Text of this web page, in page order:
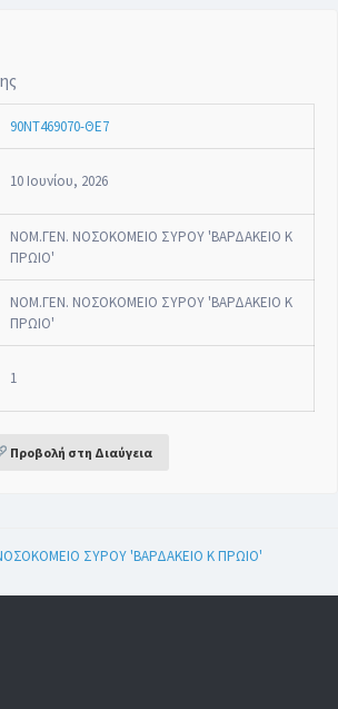
90ΝΤ469070-ΘΕ7
10 Ιουνίου, 2026
ΝΟΜ.ΓΕΝ. ΝΟΣΟΚΟΜΕΙΟ ΣΥΡΟΥ 'ΒΑΡΔΑΚΕΙΟ Κ
ΠΡΩΙΟ'
ΝΟΜ.ΓΕΝ. ΝΟΣΟΚΟΜΕΙΟ ΣΥΡΟΥ 'ΒΑΡΔΑΚΕΙΟ Κ
ΠΡΩΙΟ'
1
Προβολή στη Διαύγεια
ΣΥΡΟΥ 'ΒΑΡΔΑΚΕΙΟ Κ ΠΡΩΙΟ'